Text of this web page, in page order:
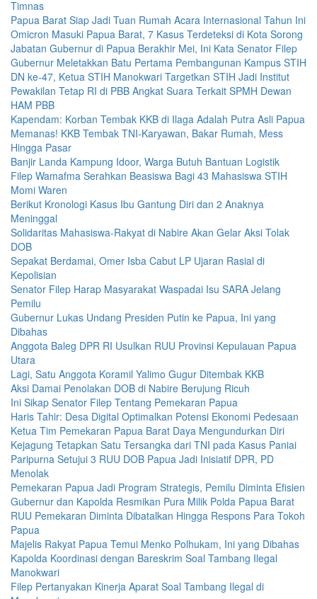
Timnas
Papua Barat Siap Jadi Tuan Rumah Acara Internasional Tahun Ini
Omicron Masuki Papua Barat, 7 Kasus Terdeteksi di Kota Sorong
Jabatan Gubernur di Papua Berakhir Mei, Ini Kata Senator Filep
Gubernur Meletakkan Batu Pertama Pembangunan Kampus STIH
DN ke-47, Ketua STIH Manokwari Targetkan STIH Jadi Institut
Pewakilan Tetap RI di PBB Angkat Suara Terkait SPMH Dewan
HAM PBB
Kapendam: Korban Tembak KKB di Ilaga Adalah Putra Asli Papua
Memanas! KKB Tembak TNI-Karyawan, Bakar Rumah, Mess
Hingga Pasar
Banjir Landa Kampung Idoor, Warga Butuh Bantuan Logistik
Filep Wamafma Serahkan Beasiswa Bagi 43 Mahasiswa STIH
Momi Waren
Berikut Kronologi Kasus Ibu Gantung Diri dan 2 Anaknya
Meninggal
Solidaritas Mahasiswa-Rakyat di Nabire Akan Gelar Aksi Tolak
DOB
Sepakat Berdamai, Omer Isba Cabut LP Ujaran Rasial di
Kepolisian
Senator Filep Harap Masyarakat Waspadai Isu SARA Jelang
Pemilu
Gubernur Lukas Undang Presiden Putin ke Papua, Ini yang
Dibahas
Anggota Baleg DPR RI Usulkan RUU Provinsi Kepulauan Papua
Utara
Lagi, Satu Anggota Koramil Yalimo Gugur Ditembak KKB
Aksi Damai Penolakan DOB di Nabire Berujung Ricuh
Ini Sikap Senator Filep Tentang Pemekaran Papua
Haris Tahir: Desa Digital Optimalkan Potensi Ekonomi Pedesaan
Ketua Tim Pemekaran Papua Barat Daya Mengundurkan Diri
Kejagung Tetapkan Satu Tersangka dari TNI pada Kasus Paniai
Paripurna Setujui 3 RUU DOB Papua Jadi Inisiatif DPR, PD
Menolak
Pemekaran Papua Jadi Program Strategis, Pemilu Diminta Efisien
Gubernur dan Kapolda Resmikan Pura Milik Polda Papua Barat
RUU Pemekaran Diminta Dibatalkan Hingga Respons Para Tokoh
Papua
Majelis Rakyat Papua Temui Menko Polhukam, Ini yang Dibahas
Kapolda Koordinasi dengan Bareskrim Soal Tambang Ilegal
Manokwari
Filep Pertanyakan Kinerja Aparat Soal Tambang Ilegal di